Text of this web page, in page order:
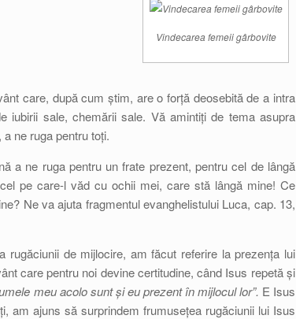
Vindecarea femeii gârbovite
care, după cum știm, are o forță deosebită de a intra
iubirii sale, chemării sale. Vă amintiți de tema asupra
ne ruga pentru toți.
a ne ruga pentru un frate prezent, pentru cel de lângă
pe care-l văd cu ochii mei, care stă lângă mine! Ce
Ne va ajuta fragmentul evanghelistului Luca, cap. 13,
de mijlocire, am făcut referire la prezența lui
care pentru noi devine certitudine, când Isus repetă și
meu acolo sunt și eu prezent în mijlocul lor”. E Isus
am ajuns să surprindem frumusețea rugăciunii lui Isus